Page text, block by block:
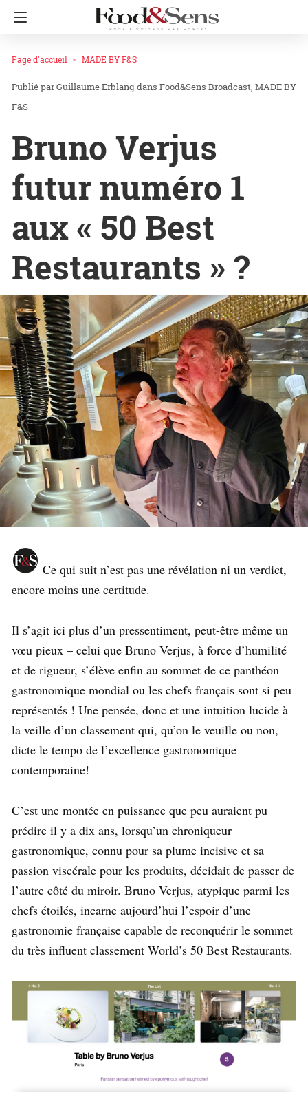
Page d'accueil MADE BY F&S
Guillaume Erblang dans Food&Sens Broadcast MADE BY
F&S
Bruno Verjus
futur numéro 1
aux « 50 Best
Restaurants » ?
Ce qui suit n’est pas une révélation ni un verdict,
encore moins une certitude.
Il s’agit ici plus d’un pressentiment, peut-être même un
vœu pieux – celui que Bruno Verjus, à force d’humilité
et de rigueur, s’élève enfin au sommet de ce panthéon
gastronomique mondial ou les chefs français sont si peu
représentés ! Une pensée, donc et une intuition lucide à
la veille d’un classement qui, qu’on le veuille ou non,
dicte le tempo de l’excellence gastronomique
contemporaine!
C’est une montée en puissance que peu auraient pu
prédire il y a dix ans, lorsqu’un chroniqueur
gastronomique, connu pour sa plume incisive et sa
passion viscérale pour les produits, décidait de passer de
l’autre côté du miroir. Bruno Verjus, atypique parmi les
chefs étoilés, incarne aujourd’hui l’espoir d’une
gastronomie française capable de reconquérir le sommet
du très influent classement World’s 50 Best Restaurants.